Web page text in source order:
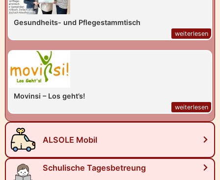
Gesundheits- und Pflegestammtisch
weiterlesen
Movinsi – Los geht’s!
weiterlesen
ALSOLE Mobil
Schulische Tagesbetreung